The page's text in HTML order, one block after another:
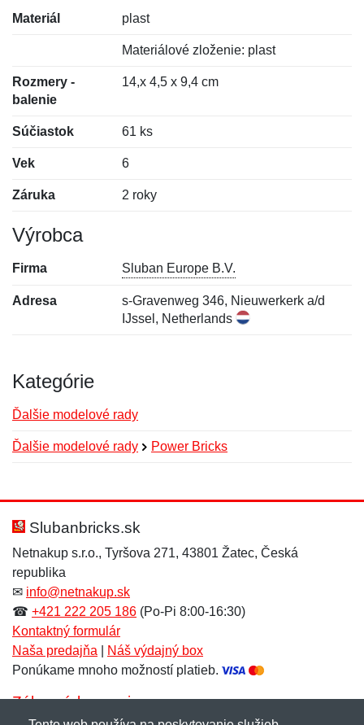
Materiál plast
Materiálové zloženie: plast
Rozmery -
balenie
14,x 4,5 x 9,4 cm
Súčiastok 61 ks
Vek 6
Záruka 2 roky
Výrobca
Firma Sluban Europe B.V.
Adresa
s-Gravenweg 346, Nieuwerkerk a/d
IJssel, Netherlands
Kategórie
Ďalšie modelové rady
Ďalšie modelové rady Power Bricks
Hodnotenie:
Meno:*
E-mail:
Meno:
E-mail:*
Správa*
Slubanbricks.sk
Netnakup s.r.o., Tyršova 271, 43801 Žatec, Česká
republika
✉ info@netnakup.sk
☎ +421 222 205 186 (Po-Pi 8:00-16:30)
Kontaktný formulár
Naša predajňa
Náš výdajný box
Ponúkame mnoho možností platieb.
Zákaznícky servis